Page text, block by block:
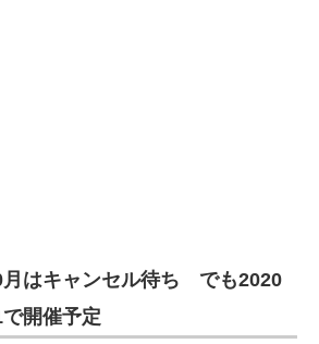
月はキャンセル待ち でも2020
開催予定